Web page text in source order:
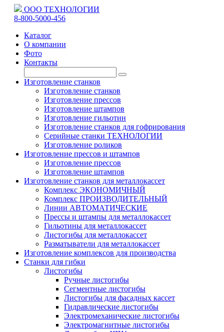
ООО ТЕХНОЛОГИИ
8-800-5000-456
Каталог
О компании
Фото
Контакты
Изготовление станков
Изготовление станков
Изготовление прессов
Изготовление штампов
Изготовление гильотин
Изготовление станков для гофрирования
Серийные станки ТЕХНОЛОГИИ
Изготовление роликов
Изготовление прессов и штампов
Изготовление прессов
Изготовление штампов
Изготовление станков для металлокассет
Комплекс ЭКОНОМИЧНЫЙ
Комплекс ПРОИЗВОДИТЕЛЬНЫЙ
Линии АВТОМАТИЧЕСКИЕ
Прессы и штампы для металлокассет
Гильотины для металлокассет
Листогибы для металлокассет
Разматыватели для металлокассет
Изготовление комплексов для производства
Станки для гибки
Листогибы
Ручные листогибы
Сегментные листогибы
Листогибы для фасадных кассет
Гидравлические листогибы
Электромеханические листогибы
Электромагнитные листогибы